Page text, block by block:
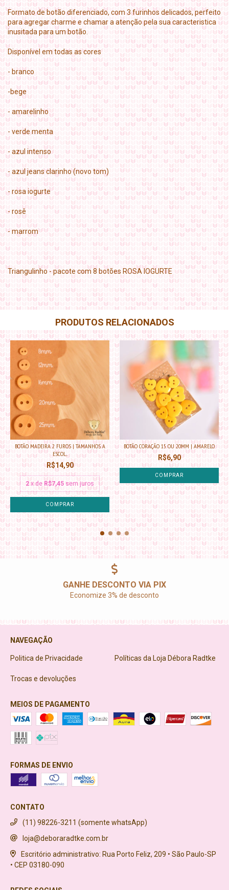
Formato de botão diferenciado, com 3 furinhos delicados, perfeito
para agregar charme e chamar a atenção pela sua caracteristica
inusitada para um botão.
Disponível em todas as cores
- branco
-bege
- amarelinho
- verde menta
- azul intenso
- azul jeans clarinho (novo tom)
- rosa iogurte
- rosê
- marrom
Triangulinho - pacote com 8 botões ROSA IOGURTE
PRODUTOS RELACIONADOS
BOTÃO MADEIRA 2 FUROS | TAMANHOS A
ESCOL...
R$14,90
2 x de R$7,45 sem juros
COMPRAR
BOTÃO CORAÇÃO 15 OU 20MM | AMARELO
R$6,90
COMPRAR
GANHE DESCONTO VIA PIX
Economize 3% de desconto
NAVEGAÇÃO
Politica de Privacidade Políticas da Loja Débora Radtke
Trocas e devoluções
MEIOS DE PAGAMENTO
FORMAS DE ENVIO
CONTATO
(11) 98226-3211 (somente whatsApp)
loja@deboraradtke.com.br
Escritório administrativo: Rua Porto Feliz, 209 • São Paulo-SP
• CEP 03180-090